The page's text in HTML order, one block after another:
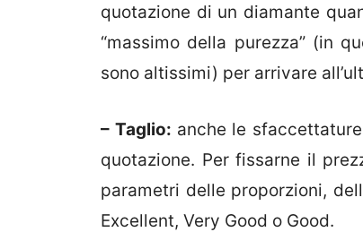
quotazione di un diamante
“massimo della purezza” (in
sono altissimi) per arrivare
– Taglio: anche le
quotazione. Per fissarne il
parametri delle proporzioni,
Excellent, Very Good o Good.